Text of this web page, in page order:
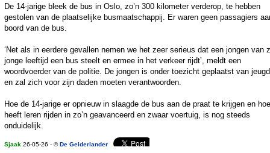
De 14-jarige bleek de bus in Oslo, zo’n 300 kilometer verderop, te hebben
gestolen van de plaatselijke busmaatschappij. Er waren geen passagiers
boord van de bus.
‘Net als in eerdere gevallen nemen we het zeer serieus dat een jongen van
jonge leeftijd een bus steelt en ermee in het verkeer rijdt’, meldt een
woordvoerder van de politie. De jongen is onder toezicht geplaatst van
en zal zich voor zijn daden moeten verantwoorden.
Hoe de 14-jarige er opnieuw in slaagde de bus aan de praat te krijgen en
heeft leren rijden in zo’n geavanceerd en zwaar voertuig, is nog steeds
onduidelijk.
Sjaak 26-05-26 - ©De Gelderlander